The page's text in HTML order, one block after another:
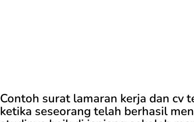
Contoh surat lamaran kerja dan cv
ketika seseorang telah berhasil